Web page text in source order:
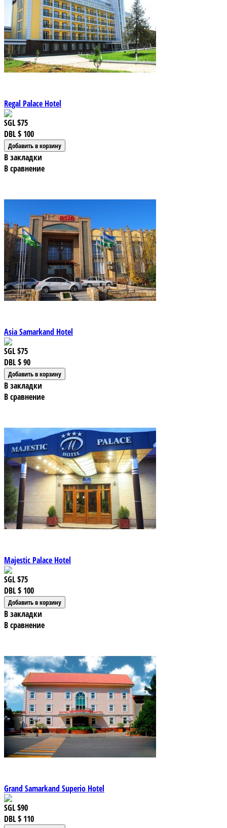
Regal Palace Hotel
SGL$75
DBL$ 100
В закладки
В сравнение
Asia Samarkand Hotel
SGL$75
DBL$ 90
В закладки
В сравнение
Majestic Palace Hotel
SGL$75
DBL$ 100
В закладки
В сравнение
Grand Samarkand Superio Hotel
SGL$90
DBL$ 110